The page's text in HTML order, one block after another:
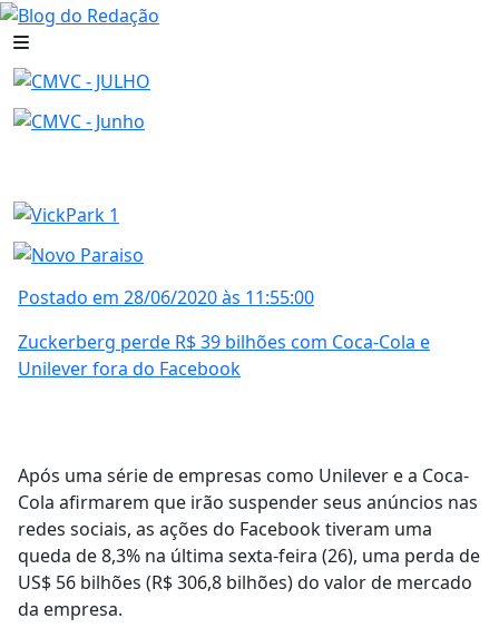
Postado em 28/06/2020 às 11:55:00
Zuckerberg perde R$ 39 bilhões com Coca-Cola e
Unilever fora do Facebook
Após uma série de empresas como Unilever e a Coca-
Cola afirmarem que irão suspender seus anúncios nas
redes sociais, as ações do Facebook tiveram uma
queda de 8,3% na última sexta-feira (26), uma perda de
US$ 56 bilhões (R$ 306,8 bilhões) do valor de mercado
da empresa.